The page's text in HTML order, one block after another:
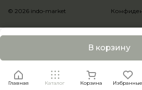
В корзину
Главная Каталог Корзина Избранные
© 2026 indo-market